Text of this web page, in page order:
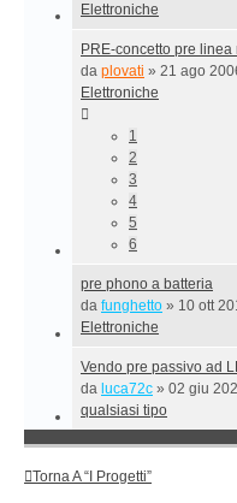
Elettroniche
PRE-concetto pre
da plovati » 21 ago
Elettroniche
1
2
3
4
5
6
pre phono a batteria
da funghetto » 10 ott
Elettroniche
Vendo pre passivo ad
da luca72c » 02 giu
qualsiasi tipo
Torna A “I Progetti”